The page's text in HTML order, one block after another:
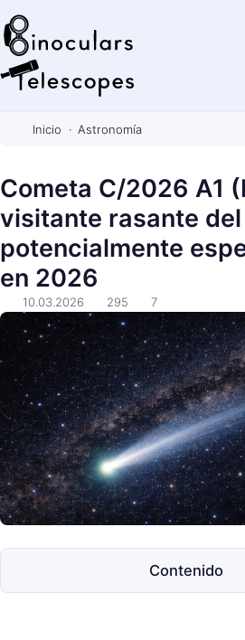
c
u
a
r
&
T
e
e
s
c
o
p
e
Inicio Astronomía
Cometa C/2026 A1
visitante rasante del
potencialmente
en 2026
10.03.2026 295 7
Contenido